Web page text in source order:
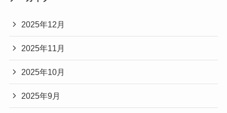
2025年12月
2025年11月
2025年10月
2025年9月